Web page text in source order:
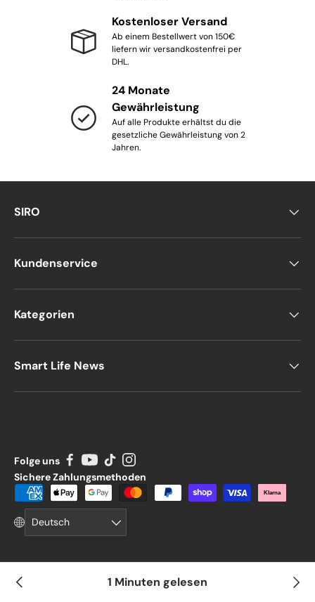
1 Minuten gelesen
Kostenloser Versand
Ab einem Bestellwert von 150€
liefern wir versandkostenfrei per
DHL.
24 Monate
Gewährleistung
Auf alle Produkte erhältst du die
gesetzliche Gewährleistung von 2
Jahren.
SIRO
Kundenservice
Kategorien
Smart Life News
Sprache
Deutsch
Folge uns
Sichere Zahlungsmethoden
Zahlungsmethoden
Klarna
© 2026Smart Life 24.